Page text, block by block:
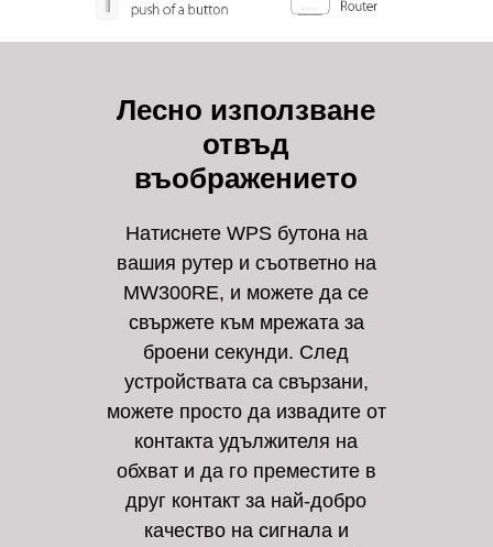
Лесно използване
отвъд
въображението
Натиснете WPS бутона на
вашия рутер и съответно на
MW300RE, и можете да се
свържете към мрежата за
броени секунди. След
устройствата са свързани,
можете просто да извадите от
контакта удължителя на
обхват и да го преместите в
друг контакт за най-добро
качество на сигнала и